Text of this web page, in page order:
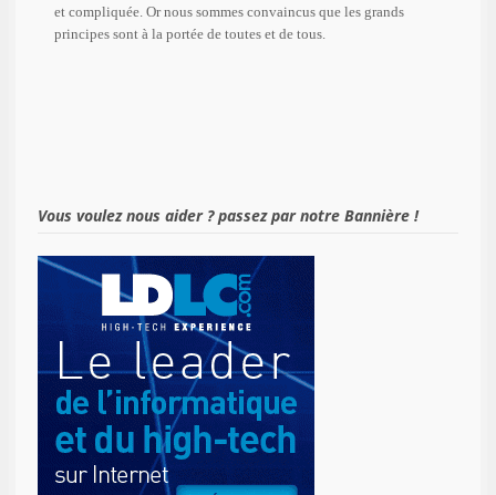
et compliquée. Or nous sommes convaincus que les grands
principes sont à la portée de toutes et de tous.
Vous voulez nous aider ? passez par notre Bannière !